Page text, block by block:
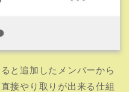
と追加したメンバーから
接やり取りが出来る仕組